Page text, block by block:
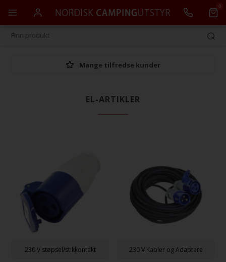
0
Mange tilfredse kunder
EL-ARTIKLER
230 V støpsel/stikkontakt 230 V Kabler og Adaptere